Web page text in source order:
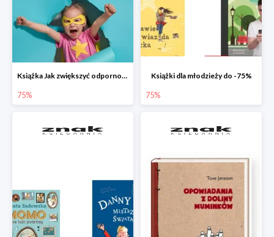
Książka Jak zwiększyć odporność swojego dziecka w promocji
75%
Książki dla młodzieży do -75%
75%